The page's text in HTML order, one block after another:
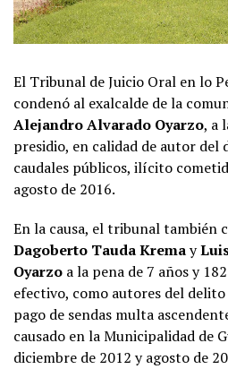
El Tribunal de Juicio Oral en lo
condenó al exalcalde de la
Alejandro Alvarado Oyarzo, a
presidio, en calidad de autor del
caudales públicos, ilícito
agosto de 2016.
En la causa, el tribunal también
Dagoberto Tauda Kremay
Oyarzo a la pena de 7 años y
efectivo, como autores del
pago de sendas multa
causado en la Municipalidad de
diciembre de 2012 y agosto de